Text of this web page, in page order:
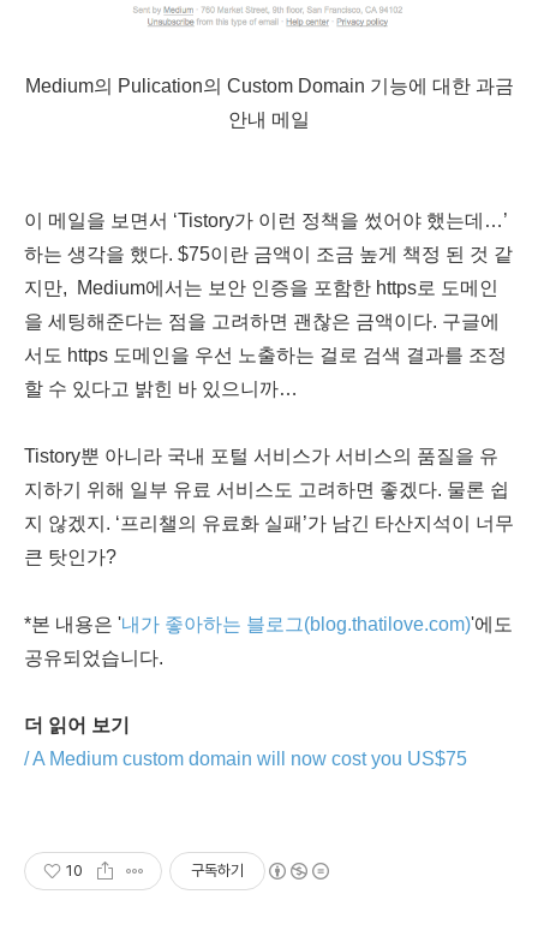
Medium의 Pulication의 Custom Domain 기능에 대한 과금
안내 메일
이 메일을 보면서 ‘Tistory가 이런 정책을 썼어야 했는데…’
하는 생각을 했다. $75이란 금액이 조금 높게 책정 된 것 같
지만, Medium에서는 보안 인증을 포함한 https로 도메인
을 세팅해준다는 점을 고려하면 괜찮은 금액이다. 구글에
서도 https 도메인을 우선 노출하는 걸로 검색 결과를 조정
할 수 있다고 밝힌 바 있으니까…
Tistory뿐 아니라 국내 포털 서비스가 서비스의 품질을 유
지하기 위해 일부 유료 서비스도 고려하면 좋겠다. 물론 쉽
지 않겠지. ‘프리챌의 유료화 실패’가 남긴 타산지석이 너무
큰 탓인가?
*본 내용은 '내가 좋아하는 블로그(blog.thatilove.com)'에도
공유되었습니다.
더 읽어 보기
/ A Medium custom domain will now cost you US$75
10 구독하기